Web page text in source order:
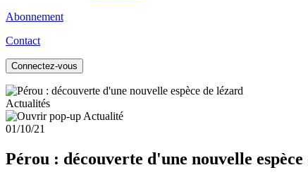
Abonnement
Contact
Connectez-vous
Actualités
01/10/21
Pérou : découverte d'une nouvelle